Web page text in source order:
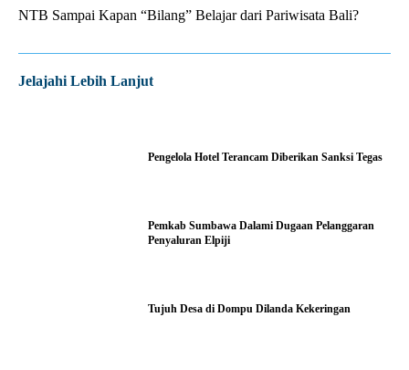
NTB Sampai Kapan “Bilang” Belajar dari Pariwisata Bali?
Jelajahi Lebih Lanjut
Pengelola Hotel Terancam Diberikan Sanksi Tegas
Pemkab Sumbawa Dalami Dugaan Pelanggaran
Penyaluran Elpiji
Tujuh Desa di Dompu Dilanda Kekeringan